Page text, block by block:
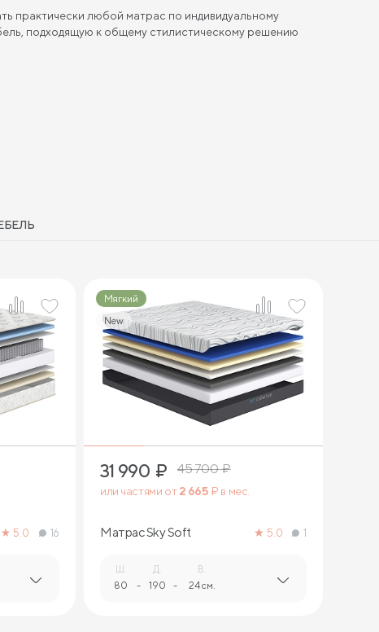
практически любой матрас по индивидуальному
подходящую к общему стилистическому решению
5.0 16
Мягкий
New
2
31 990 ₽ 45 700₽
или частями от2 665 ₽ в мес.
Матрас Sky Soft 5.0 1
Ш.
80 -
Д.
190 -
В.
24 см.